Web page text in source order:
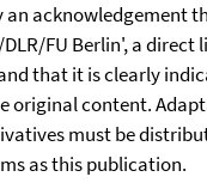
an acknowledgement
FU Berlin', a direct
that it is clearly
original content.
must be
as this publication.